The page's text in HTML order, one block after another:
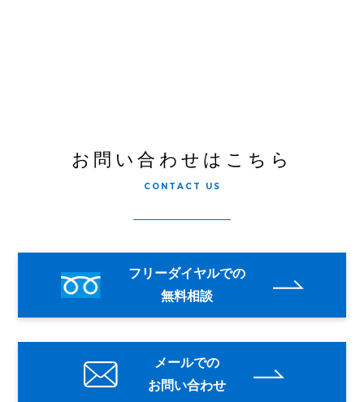
お問い合わせはこちら
CONTACT US
フリーダイヤルでの
無料相談
メールでの
お問い合わせ